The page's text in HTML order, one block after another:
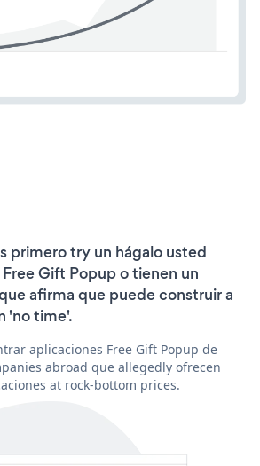
primero try un hágalo usted
Gift Popup o tienen un
afirma que puede construir a
'no time'.
aplicaciones Free Gift Popup de
abroad que allegedly ofrecen
at rock-bottom prices.